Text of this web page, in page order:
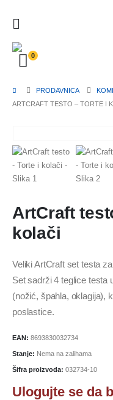
0
PRODAVNICA
ARTCRAFT TESTO – TORTE I
ArtCraft
kolači
Veliki ArtCraft set testa
Set sadrži 4 teglice testa
(nožić, špahla, oklagija),
poslastice.
EAN: 8693830032734
Stanje: Nema na zalihama
Šifra proizvoda: 032734-10
Ulogujte se da